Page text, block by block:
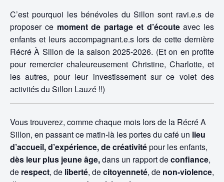
C’est pourquoi les bénévoles du Sillon sont ravi.e.s de
proposer ce moment de partage et d’écouteavec les
enfants et leurs accompagnant.e.s lors de cette dernière
Récré À Sillon de la saison 2025-2026. (Et on en profite
pour remercier chaleureusement Christine, Charlotte, et
les autres, pour leur investissement sur ce volet des
activités du Sillon Lauzé !!)
Vous trouverez, comme chaque mois lors de la Récré A
Sillon, en passant ce matin-là les portes du café un lieu
d’accueil, d’expérience, de créativitépour les enfants,
dès leur plus jeune âge,dans un rapport deconfiance,
de respect, de liberté, decitoyenneté, de non-violence,